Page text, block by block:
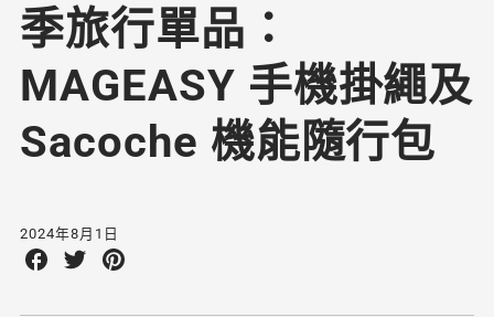
季旅行單品：
MAGEASY 手機掛繩及
Sacoche 機能隨行包
2024年8月1日
Share
on
Share
on
Share
on